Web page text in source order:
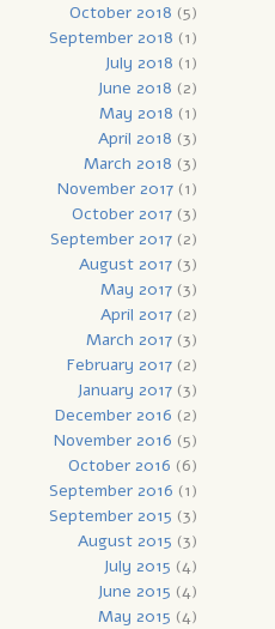
October 2018 (5)
September 2018 (1)
July 2018 (1)
June 2018 (2)
May 2018 (1)
April 2018 (3)
March 2018 (3)
November 2017(1)
October 2017(3)
September 2017(2)
August 2017(3)
May 2017(3)
April 2017(2)
March 2017(3)
February 2017(2)
January 2017(3)
December 2016 (2)
November 2016 (5)
October 2016 (6)
September 2016 (1)
September 2015 (3)
August 2015 (3)
July 2015 (4)
June 2015 (4)
May 2015 (4)